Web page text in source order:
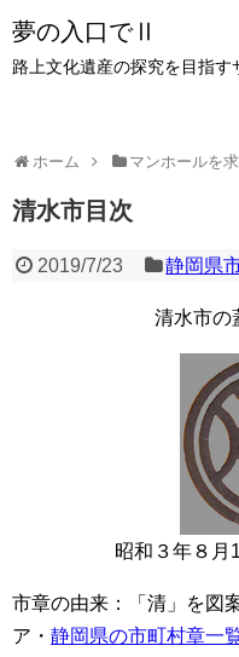
夢の入口でⅡ
路上文化遺産の探究を目指す
ホーム マンホールを
清水市目次
2019/7/23 静岡県
清水市の
昭和３年８月
市章の由来：「清」を図
ア・ 静岡県の市町村章一